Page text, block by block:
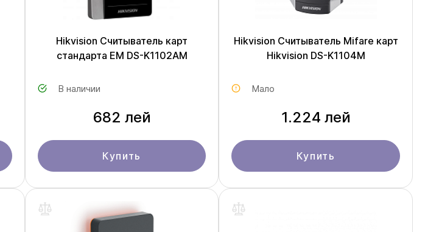
Hikvision Считыватель карт
стандарта ЕМ DS-K1102AM
В наличии
682 лей
Купить
Hikvision Считыватель Mifare карт
Hikvision DS-K1104M
Мало
1.224 лей
Купить